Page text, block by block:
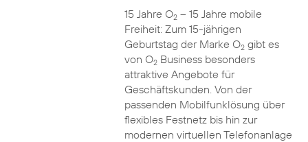
15 Jahre O2– 15 Jahre mobile
Freiheit: Zum 15-jährigen
Geburtstag der Marke O2gibt es
von O2Business besonders
attraktive Angebote für
Geschäftskunden. Von der
passenden Mobilfunklösung über
flexibles Festnetz bis hin zur
modernen virtuellen Telefonanlage